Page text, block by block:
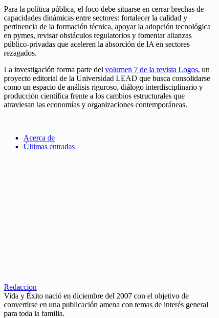
Para la política pública, el foco debe situarse en cerrar brechas de
capacidades dinámicas entre sectores: fortalecer la calidad y
pertinencia de la formación técnica, apoyar la adopción tecnológica
en pymes, revisar obstáculos regulatorios y fomentar alianzas
público-privadas que aceleren la absorción de IA en sectores
rezagados.
La investigación forma parte del volumen 7 de la revista Logos, un
proyecto editorial de la Universidad LEAD que busca consolidarse
como un espacio de análisis riguroso, diálogo interdisciplinario y
producción científica frente a los cambios estructurales que
atraviesan las economías y organizaciones contemporáneas.
Acerca de
Últimas entradas
Redaccion
Vida y Éxito nació en diciembre del 2007 con el objetivo de
convertirse en una publicación amena con temas de interés general
para toda la familia.